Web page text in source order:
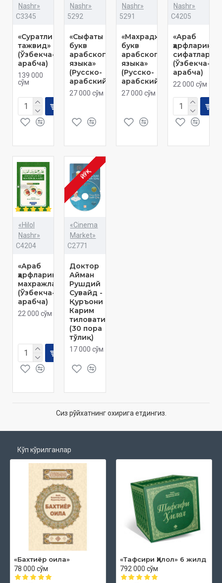
Nashr»
C3345
«Суратли
тажвид»
(Ўзбекча-
арабча)
139 000
сўм
Nashr»
5292
«Сыфаты
букв
арабского
языка»
(Русско-
арабский)
27 000 сўм
Nashr»
5291
«Махраджи
букв
арабского
языка»
(Русско-
арабский)
27 000 сўм
Nashr»
C4205
«Араб
сифатлари»
(Ўзбекча-
арабча)
22 000 сўм
«Hilol
Nashr»
C4204
«Араб
ҳарфларининг
махражлари»
(Ўзбекча-
арабча)
22 000 сўм
ЙЎҚ
«Cinema
Market»
C2771
Доктор
Айман
Рушдий
Сувайд -
Қуръони
Карим
тиловати
(30 пора
тўлиқ)
17 000 сўм
Сиз рўйхатнинг охирига етдингиз.
Кўп кўрилганлар
«Бахтиёр оила»
78 000 сўм
«Тафсири Ҳилол» 6 жилд
792 000 сўм